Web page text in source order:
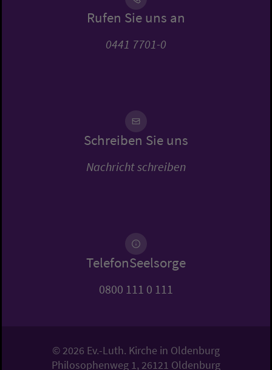
Rufen Sie uns an
0441 7701-0
Schreiben Sie uns
Nachricht schreiben
TelefonSeelsorge
0800 111 0 111
© 2026 Ev.-Luth. Kirche in Oldenburg
Philosophenweg 1, 26121 Oldenburg